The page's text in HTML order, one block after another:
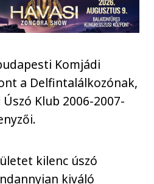
Komjádi
a Delfintalálkozónak,
Klub 2006-2007-
kilenc úszó
kiváló